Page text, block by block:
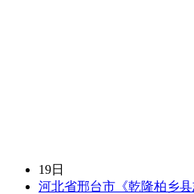
19日
河北省邢台市《乾隆柏乡